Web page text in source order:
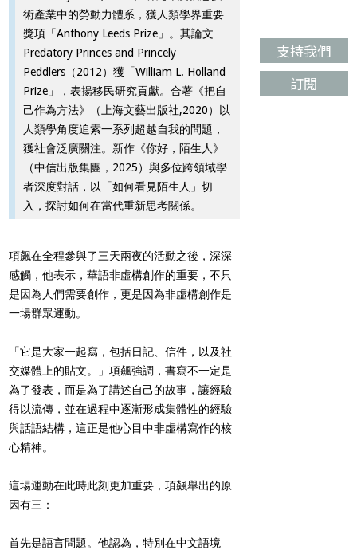
術產業中的勞動力體系，獲人類學界重要
獎項「Anthony Leeds Prize」。其論文
Predatory Princes and Princely
Peddlers（2012）獲「William L. Holland
Prize」，表揚移民研究貢獻。合著《把自
己作為方法》（上海文藝出版社,2020）以
人類學角度追索一系列超越自我的問題，
獲社會泛廣關注。新作《你好，陌生人》
（中信出版集團，2025）與多位跨領域學
者深度對話，以「如何看見陌生人」切
入，探討如何在當代重新思考關係。
項飆在全程參與了三天兩夜的活動之後，深深
感觸，他表示，華語非虛構創作的重要，不只
是因為人們需要創作，更是因為非虛構創作是
一場群眾運動。
「它是大家一起寫，包括日記、信件，以及社
交媒體上的貼文。」項飆強調，書寫不一定是
為了發表，而是為了講述自己的故事，讓經驗
得以流傳，並在過程中逐漸形成集體性的經驗
與話語結構，這正是他心目中非虛構寫作的核
心精神。
這場運動在此時此刻更加重要，項飆舉出的原
因有三：
首先是語言問題。他認為，特別在中文語境
支持我們
訂閱